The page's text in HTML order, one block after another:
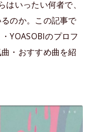
いったい何者で、
のか。この記事で
YOASOBIのプロフ
・おすすめ曲を紹